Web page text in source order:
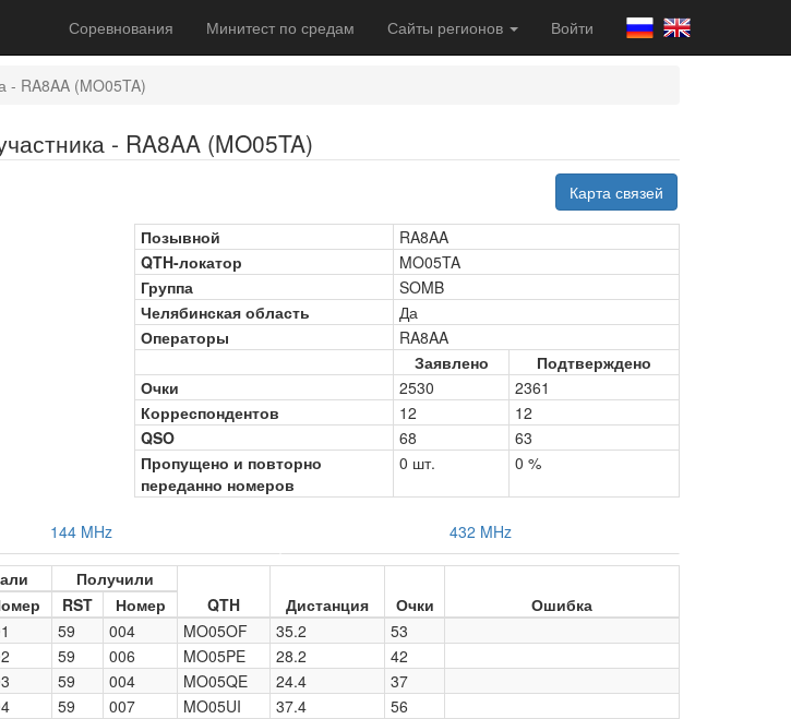
Соревнования Минитест по средам Сайты регионов Войти
- RA8AA (MO05TA)
- RA8AA (MO05TA)
Карта связей
Позывной
RA8AA
QTH-локатор
MO05TA
Группа
SOMB
Челябинская область
Да
Операторы
RA8AA
Заявлено
Подтверждено
Очки
2530
2361
Корреспондентов
12
12
QSO
68
63
Пропущено и повторно
переданно номеров
0 шт. 0 %
144 MHz 432 MHz
Получили
QTH
Дистанция Очки Ошибка
RST
Номер
59 004 MO05OF 35.2
53
59 006 MO05PE 28.2
42
59 004 MO05QE 24.4
37
59 007 MO05UI 37.4
56